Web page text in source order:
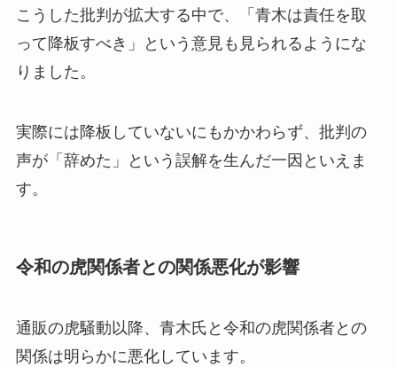
こうした批判が拡大する中で、「青木は責任を取
って降板すべき」という意見も見られるようにな
りました。
実際には降板していないにもかかわらず、批判の
声が「辞めた」という誤解を生んだ一因といえま
す。
令和の虎関係者との関係悪化が影響
通販の虎騒動以降、青木氏と令和の虎関係者との
関係は明らかに悪化しています。